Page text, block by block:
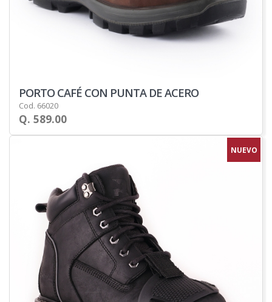
PORTO CAFÉ CON PUNTA DE ACERO
Cod. 66020
Q. 589.00
NUEVO